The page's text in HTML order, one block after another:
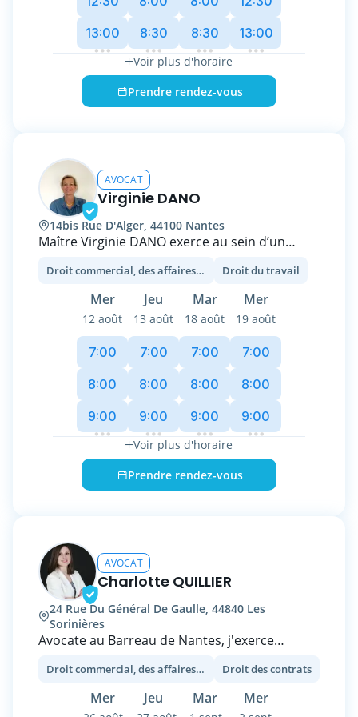
intervient également en qualité de formatrice
auprès d’un réseau national de mandataires
immobiliers.
Titulaire d’une formation en droit privé
complétée par un diplôme en droit des
expertise.
lephilibert@mensole-avocats.fr
0642377429
13:00
8:30
8:30
13:00
Voir plus d'horaire
Prendre rendez-vous
AVOCAT
Virginie DANO
14bis Rue D'Alger, 44100 Nantes
Maître Virginie DANO exerce au sein d’un
compétences diversifiées et complémentaires.
La taille humaine du cabinet de Maître DANO
préoccupations de ses clients et de leur
apporter un conseil toujours personnalisé.
Maître Virginie DANO est avocat au Barreau de
Nantes depuis l’année 2000.
Maître DANO intervient principalement en
Droit Commercial, Droit social et Droit des
procédures Collectives.
Droit commercial, des affaires et de la concurrence Droit du travail
Mer Jeu Mar Mer
12 août 13 août 18 août 19 août
7:00
8:00
9:00
7:00
8:00
9:00
7:00
8:00
9:00
7:00
8:00
9:00
Voir plus d'horaire
Prendre rendez-vous
AVOCAT
Charlotte QUILLIER
24 Rue Du Général De Gaulle, 44840 Les
Sorinières
Avocate au Barreau de Nantes, j'exerce
droit commercial et droit immobilier.
J'accompagne les PME et les TPE, leurs
Droit commercial, des affaires et de la concurrence Droit des contrats
Mer Jeu Mar Mer